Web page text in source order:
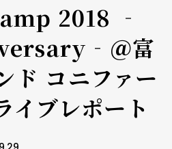
2018 ‐
＠富
ド コニファー
イブレポート